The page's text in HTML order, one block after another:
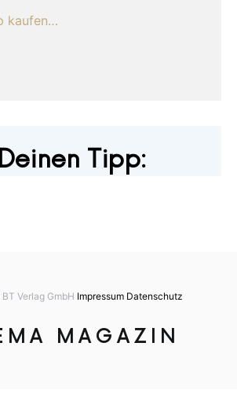
kaufen…
Tipp:
Verlag GmbH Impressum Datenschutz